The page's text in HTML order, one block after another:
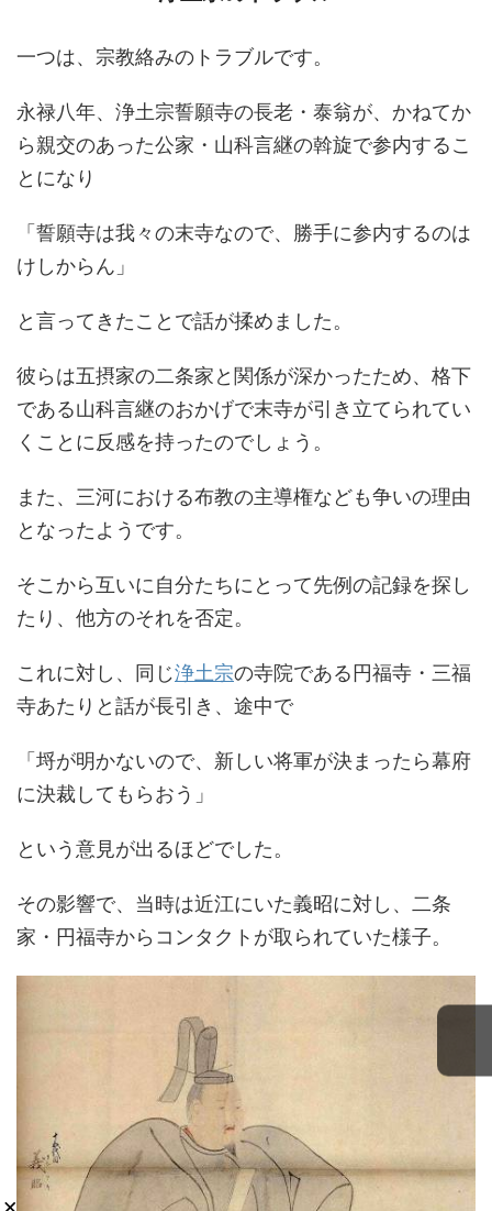
一つは、宗教絡みのトラブルです。
永禄八年、浄土宗誓願寺の長老・泰翁が、かねてか
ら親交のあった公家・山科言継の斡旋で参内するこ
とになり
「誓願寺は我々の末寺なので、勝手に参内するのは
けしからん」
と言ってきたことで話が揉めました。
彼らは五摂家の二条家と関係が深かったため、格下
である山科言継のおかげで末寺が引き立てられてい
くことに反感を持ったのでしょう。
また、三河における布教の主導権なども争いの理由
となったようです。
そこから互いに自分たちにとって先例の記録を探し
たり、他方のそれを否定。
これに対し、同じ浄土宗の寺院である円福寺・三福
寺あたりと話が長引き、途中で
「埒が明かないので、新しい将軍が決まったら幕府
に決裁してもらおう」
という意見が出るほどでした。
その影響で、当時は近江にいた義昭に対し、二条
家・円福寺からコンタクトが取られていた様子。